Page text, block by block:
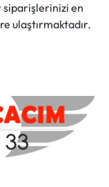
siparişlerinizi en
ulaştırmaktadır.